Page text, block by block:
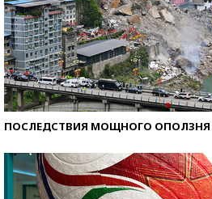
ПОСЛЕДСТВИЯ МОЩНОГО ОПОЛЗНЯ